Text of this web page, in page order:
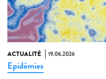
ACTUALITÉ 19.06.2026
Epidémies